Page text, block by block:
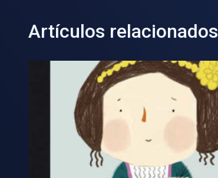
Artículos relacionados